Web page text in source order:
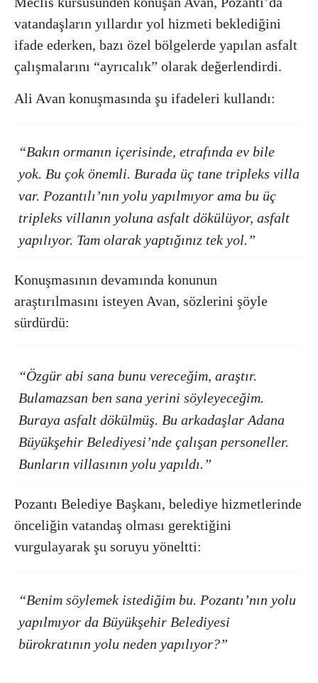
vatandaşların yıllardır yol hizmeti beklediğini
ifade ederken, bazı özel bölgelerde yapılan asfalt
çalışmalarını “ayrıcalık” olarak değerlendirdi.
Ali Avan konuşmasında şu ifadeleri kullandı:
“Bakın ormanın içerisinde, etrafında ev bile
yok. Bu çok önemli. Burada üç tane tripleks villa
var. Pozantılı’nın yolu yapılmıyor ama bu üç
tripleks villanın yoluna asfalt dökülüyor, asfalt
yapılıyor. Tam olarak yaptığınız tek yol.”
Konuşmasının devamında konunun
araştırılmasını isteyen Avan, sözlerini şöyle
sürdürdü:
“Özgür abi sana bunu vereceğim, araştır.
Bulamazsan ben sana yerini söyleyeceğim.
Buraya asfalt dökülmüş. Bu arkadaşlar Adana
Büyükşehir Belediyesi’nde çalışan personeller.
Bunların villasının yolu yapıldı.”
Pozantı Belediye Başkanı, belediye hizmetlerinde
önceliğin vatandaş olması gerektiğini
vurgulayarak şu soruyu yöneltti:
“Benim söylemek istediğim bu. Pozantı’nın yolu
yapılmıyor da Büyükşehir Belediyesi
bürokratının yolu neden yapılıyor?”